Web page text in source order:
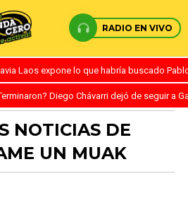
RADIO EN VIVO
Laos expone lo que habría buscado
Diego Chávarri dejó de seguir a
NOTICIAS DE
UN MUAK